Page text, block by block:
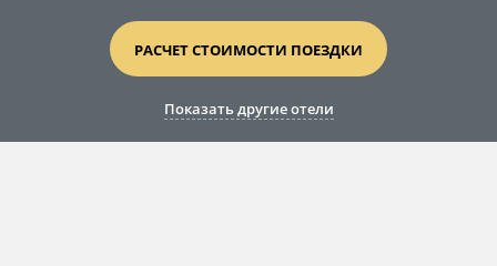
РАСЧЕТ СТОИМОСТИ ПОЕЗДКИ
Показать другие отели